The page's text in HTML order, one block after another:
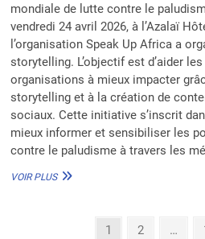
mondiale de lutte contre le
vendredi 24 avril 2026, à l’Azalaï
l’organisation Speak Up Africa a
storytelling. L’objectif est d’aider
organisations à mieux impacter
storytelling et à la création de
sociaux. Cette initiative s’inscrit
mieux informer et sensibiliser les
contre le paludisme à travers les
VOIR PLUSLUTTE
Page
1 Page
2 …